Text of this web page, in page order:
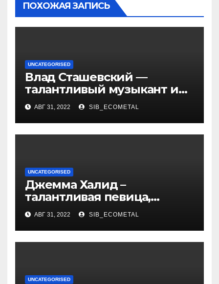
ПОХОЖАЯ ЗАПИСЬ
UNCATEGORISED
Влад Сташевский —
талантливый музыкант и
певец, чья биография и
личная жизнь
вдохновляют!
АВГ 31, 2022 SIB_ECOMETAL
UNCATEGORISED
Джемма Халид –
талантливая певица,
музыкант и автор песен со
смыслом
АВГ 31, 2022 SIB_ECOMETAL
UNCATEGORISED